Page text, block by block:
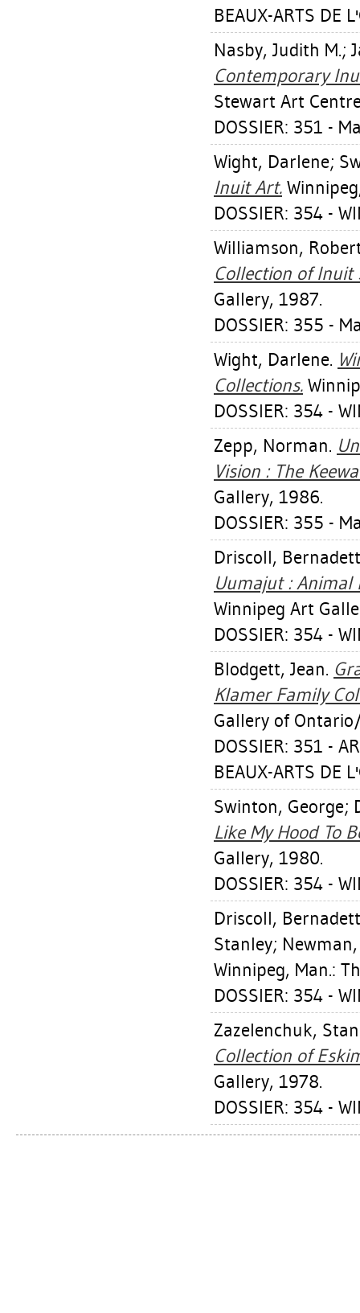
BEAUX-ARTS DE
Nasby, Judith M.;
Contemporary
Stewart Art
DOSSIER: 351 -
Wight, Darlene;
Inuit Art.
DOSSIER: 354 -
Williamson,
Collection of Inuit
Gallery, 1987.
DOSSIER: 355 -
Wight, Darlene.
Collections.
DOSSIER: 354 -
Zepp, Norman.
Vision : The
Gallery, 1986.
DOSSIER: 355 -
Driscoll,
Uumajut :
Winnipeg Art
DOSSIER: 354 -
Blodgett, Jean.
Klamer Family
Gallery of
DOSSIER: 351 -
BEAUX-ARTS DE
Swinton, George;
Like My Hood To
Gallery, 1980.
DOSSIER: 354 -
Driscoll,
Stanley;
Winnipeg, Man.:
DOSSIER: 354 -
Zazelenchuk,
Collection of
Gallery, 1978.
DOSSIER: 354 -